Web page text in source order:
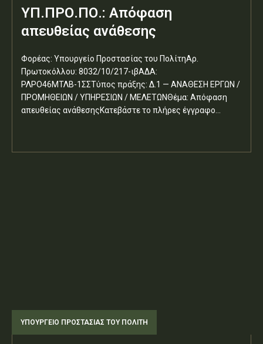
ΥΠ.ΠΡΟ.ΠΟ.: Απόφαση
απευθείας ανάθεσης
Φορέας: Υπουργείο Προστασίας του ΠολίτηΑρ.
Πρωτοκόλλου: 8032/10/217-ιβΑΔΑ:
ΡΛΡΟ46ΜΤΛΒ-1ΣΣΤύπος πράξης: Δ.1 — ΑΝΑΘΕΣΗ ΕΡΓΩΝ /
ΠΡΟΜΗΘΕΙΩΝ / ΥΠΗΡΕΣΙΩΝ / ΜΕΛΕΤΩΝΘέμα: Απόφαση
απευθείας ανάθεσηςΚατεβάστε το πλήρες έγγραφο...
ΥΠΟΥΡΓΕΊΟ ΠΡΟΣΤΑΣΊΑΣ ΤΟΥ ΠΟΛΊΤΗ